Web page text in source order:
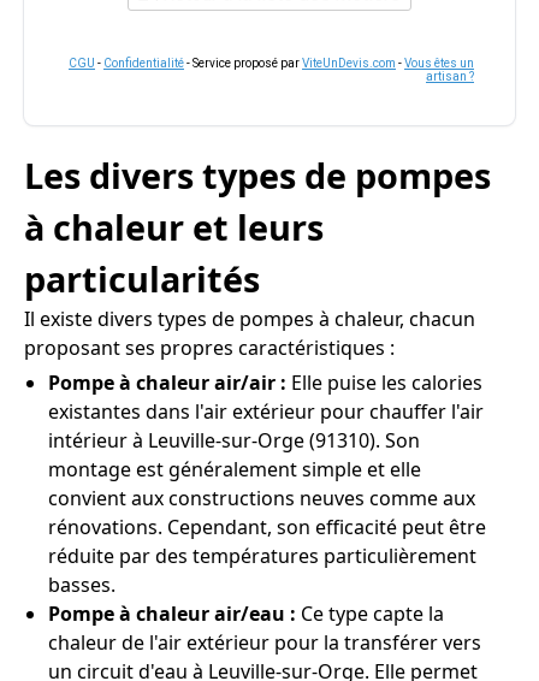
CGU - Confidentialité- Service proposé parViteUnDevis.com -Vous êtes un
artisan ?
Les divers types de pompes
à chaleur et leurs
particularités
Il existe divers types de pompes à chaleur, chacun
proposant ses propres caractéristiques :
Pompe à chaleur air/air : Elle puise les calories
existantes dans l'air extérieur pour chauffer l'air
intérieur à Leuville-sur-Orge (91310). Son
montage est généralement simple et elle
convient aux constructions neuves comme aux
rénovations. Cependant, son efficacité peut être
réduite par des températures particulièrement
basses.
Pompe à chaleur air/eau : Ce type capte la
chaleur de l'air extérieur pour la transférer vers
un circuit d'eau à Leuville-sur-Orge. Elle permet